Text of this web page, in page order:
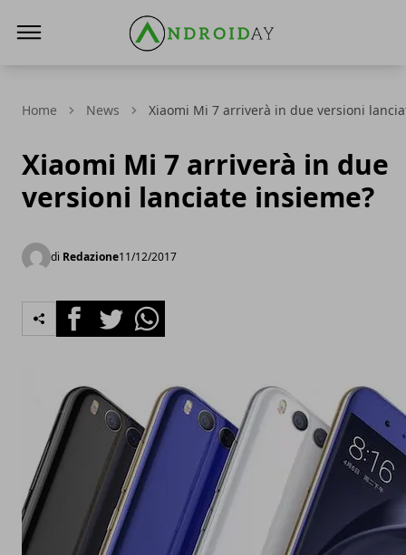
Home News Xiaomi Mi 7 arriverà in due versioni
Xiaomi Mi 7 arriverà in due
versioni lanciate insieme?
di Redazione11/12/2017
FacebookTwitterWhatsapp